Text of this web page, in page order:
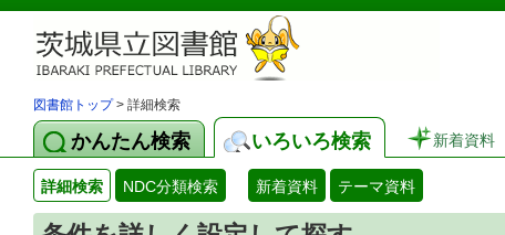
図書館トップ> 詳細検索
かんたん検索 いろいろ検索 新着資料
詳細検索 NDC分類検索 新着資料 テーマ資料